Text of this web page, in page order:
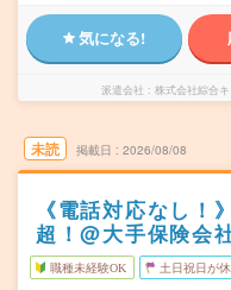
気になる!
派遣会社 株式会社綜合
未読 掲載日 2026/08/08
《電話対応なし！
超！@大手保険会
職種未経験OK 土日祝日が